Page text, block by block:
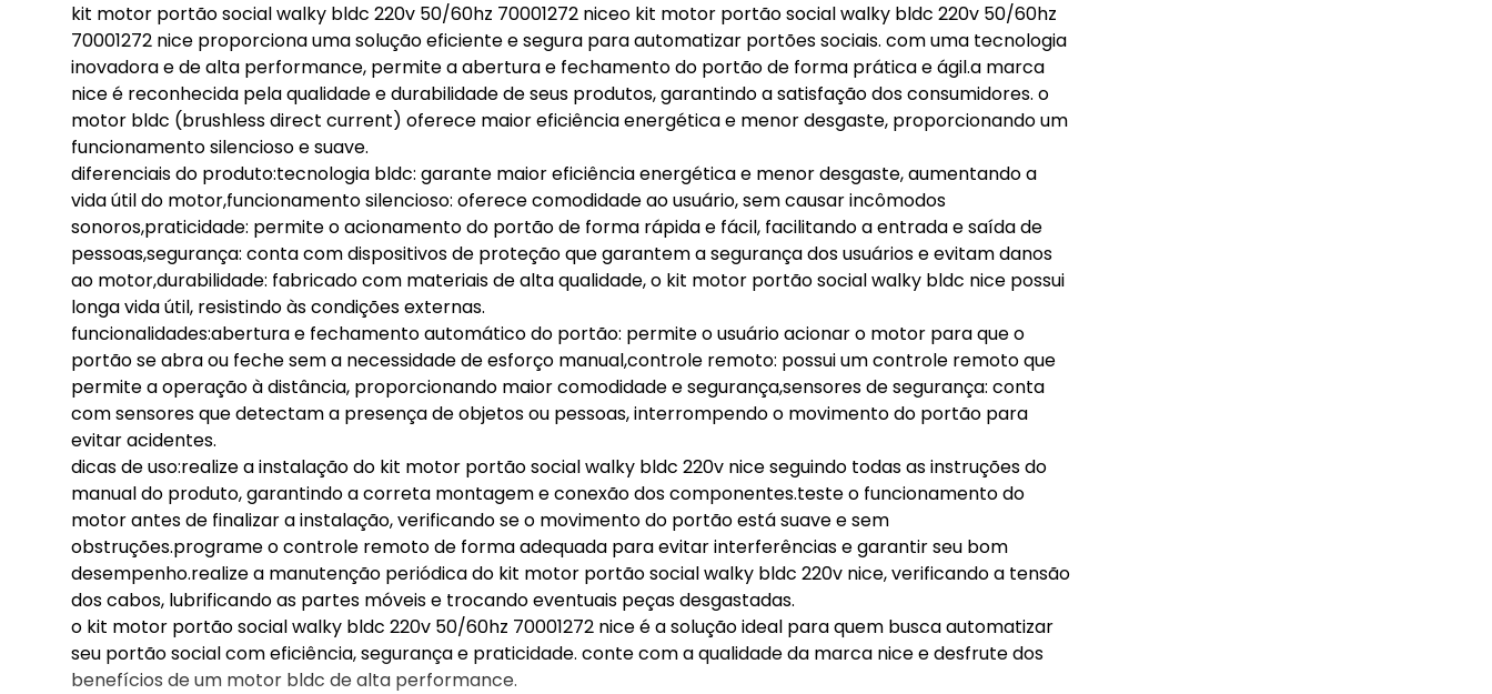
kit motor portão social walky bldc 220v 50/60hz 70001272 niceo kit motor portão social walky bldc 220v 50/60hz
70001272 nice proporciona uma solução eficiente e segura para automatizar portões sociais. com uma tecnologia
inovadora e de alta performance, permite a abertura e fechamento do portão de forma prática e ágil.a marca
nice é reconhecida pela qualidade e durabilidade de seus produtos, garantindo a satisfação dos consumidores. o
motor bldc (brushless direct current) oferece maior eficiência energética e menor desgaste, proporcionando um
funcionamento silencioso e suave.
diferenciais do produto:tecnologia bldc: garante maior eficiência energética e menor desgaste, aumentando a
vida útil do motor,funcionamento silencioso: oferece comodidade ao usuário, sem causar incômodos
sonoros,praticidade: permite o acionamento do portão de forma rápida e fácil, facilitando a entrada e saída de
pessoas,segurança: conta com dispositivos de proteção que garantem a segurança dos usuários e evitam danos
ao motor,durabilidade: fabricado com materiais de alta qualidade, o kit motor portão social walky bldc nice possui
longa vida útil, resistindo às condições externas.
funcionalidades:abertura e fechamento automático do portão: permite o usuário acionar o motor para que o
portão se abra ou feche sem a necessidade de esforço manual,controle remoto: possui um controle remoto que
permite a operação à distância, proporcionando maior comodidade e segurança,sensores de segurança: conta
com sensores que detectam a presença de objetos ou pessoas, interrompendo o movimento do portão para
evitar acidentes.
dicas de uso:realize a instalação do kit motor portão social walky bldc 220v nice seguindo todas as instruções do
manual do produto, garantindo a correta montagem e conexão dos componentes.teste o funcionamento do
motor antes de finalizar a instalação, verificando se o movimento do portão está suave e sem
obstruções.programe o controle remoto de forma adequada para evitar interferências e garantir seu bom
desempenho.realize a manutenção periódica do kit motor portão social walky bldc 220v nice, verificando a tensão
dos cabos, lubrificando as partes móveis e trocando eventuais peças desgastadas.
o kit motor portão social walky bldc 220v 50/60hz 70001272 nice é a solução ideal para quem busca automatizar
seu portão social com eficiência, segurança e praticidade. conte com a qualidade da marca nice e desfrute dos
benefícios de um motor bldc de alta performance.